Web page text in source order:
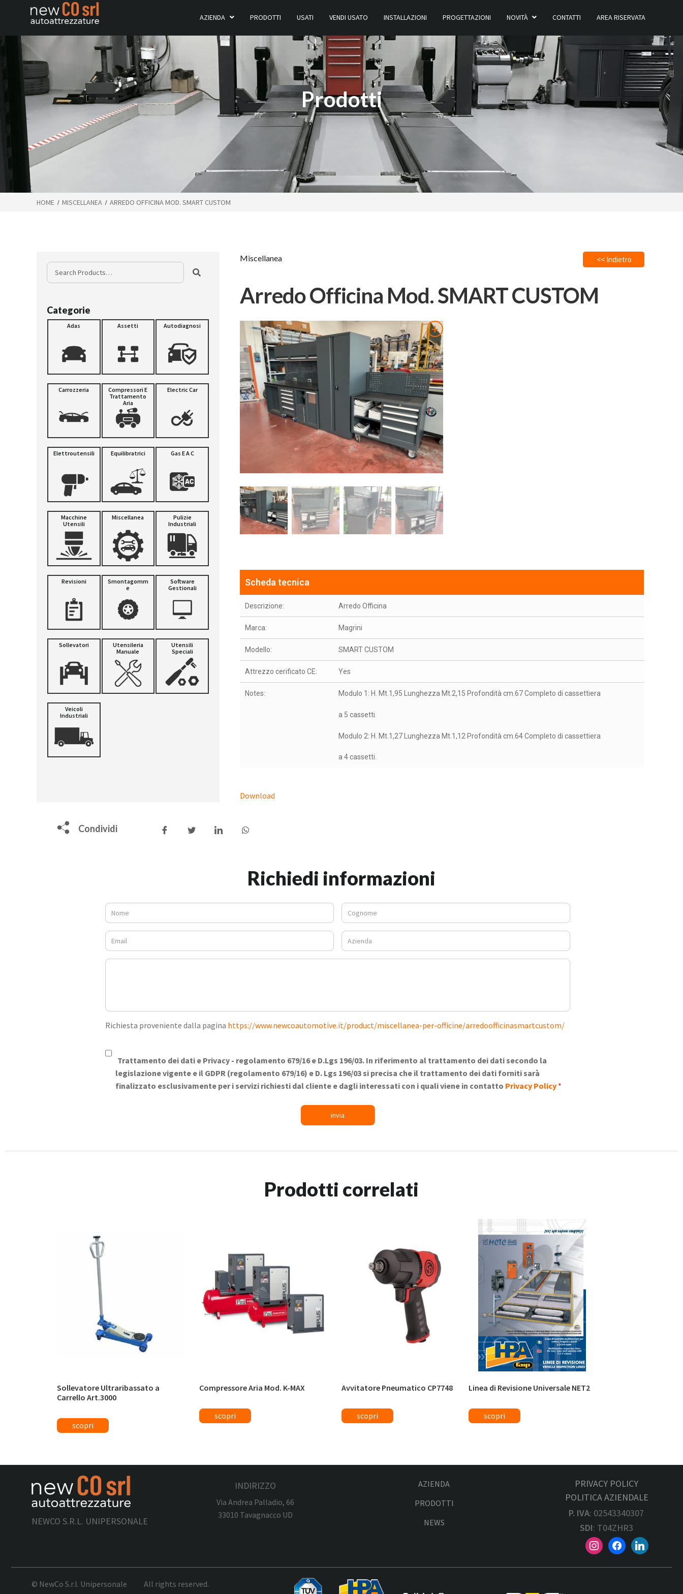
AZIENDA PRODOTTI USATI VENDI USATO INSTALLAZIONI PROGETTAZIONI NOVITÀ CONTATTI AREA RISERVATA
HOME MISCELLANEA ARREDO OFFICINA MOD. SMART CUSTOM
Categorie
Adas Assetti Autodiagnosi
Carrozzeria
Compressori E
Trattamento
Aria
Electric Car
Elettroutensili Equilibratrici Gas E A C
Macchine
Utensili
Miscellanea
Pulizie
Industriali
Revisioni
Smontagomm
E
Software
Gestionali
Sollevatori
Utensileria
Manuale
Utensili
Speciali
Veicoli
Industriali
Miscellanea << Indietro
Arredo Officina Mod. SMART CUSTOM
Scheda tecnica
Descrizione: Arredo Officina
Marca: Magrini
Modello: SMART CUSTOM
Attrezzo cerificato CE: Yes
Notes: Modulo 1: H. Mt.1,95 Lunghezza Mt.2,15 Profondità cm.67 Completo di cassettiera
a 5 cassetti.
Modulo 2: H. Mt.1,27 Lunghezza Mt.1,12 Profondità cm.64 Completo di cassettiera
a 4 cassetti.
Download
Condividi
Richiedi informazioni
Richiesta proveniente dalla pagina https://www.newcoautomotive.it/product/miscellanea-per-officine/arredoofficinasmartcustom/
Trattamento dei dati e Privacy - regolamento 679/16 e D.Lgs 196/03. In riferimento al trattamento dei dati secondo la
legislazione vigente e il GDPR (regolamento 679/16) e D. Lgs 196/03 si precisa che il trattamento dei dati forniti sarà
finalizzato esclusivamente per i servizi richiesti dal cliente e dagli interessati con i quali viene in contatto Privacy Policy *
Prodotti correlati
Sollevatore Ultraribassato a
Carrello Art.3000
Compressore Aria Mod. K-MAX Avvitatore Pneumatico CP7748 Linea di Revisione Universale NET2
NEWCO S.R.L. UNIPERSONALE
INDIRIZZO
Via Andrea Palladio, 66
33010 Tavagnacco UD
AZIENDA
PRODOTTI
NEWS
PRIVACY POLICY
POLITICA AZIENDALE
P. IVA: 02543340307
SDI: T04ZHR3
© NewCo S.r.l. Unipersonale All rights reserved.